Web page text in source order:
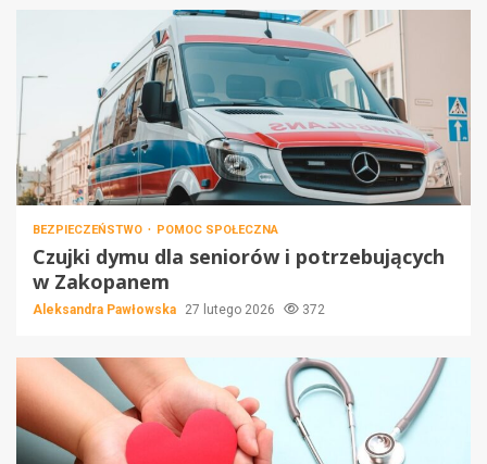
BEZPIECZEŃSTWO POMOC SPOŁECZNA
Czujki dymu dla seniorów i potrzebujących
w Zakopanem
Aleksandra Pawłowska 27 lutego 2026 372